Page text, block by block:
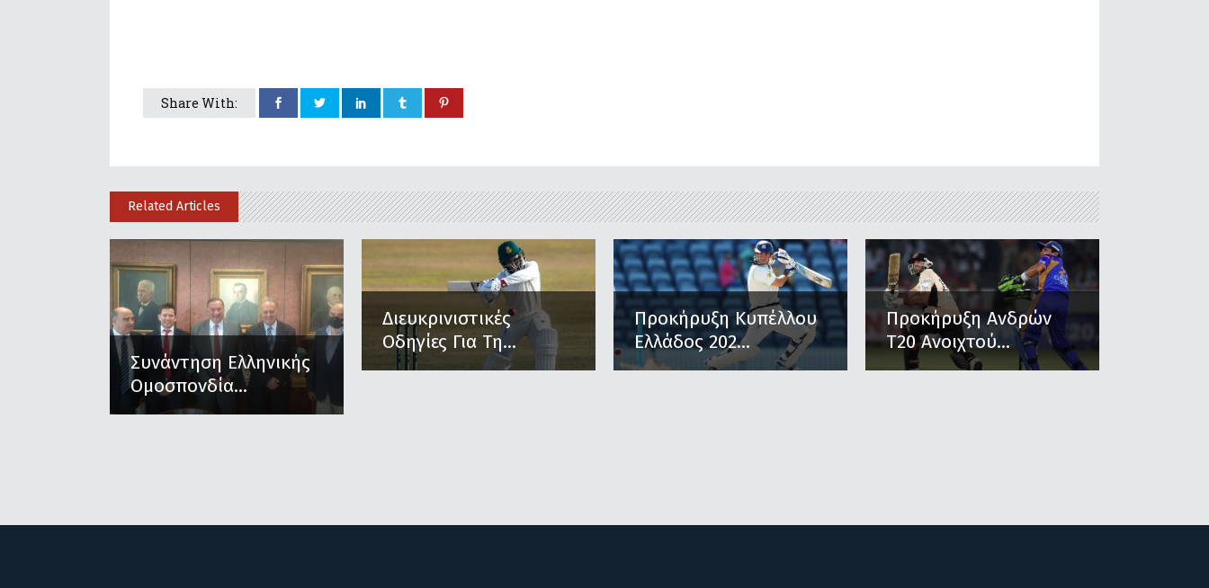
Share With:
Related Articles
Συνάντηση Ελληνικής
Ομοσπονδία...
Διευκρινιστικές
Οδηγίες Για Τη...
Προκήρυξη Κυπέλλου
Ελλάδος 202...
Προκήρυξη Ανδρών
Τ20 Ανοιχτού...